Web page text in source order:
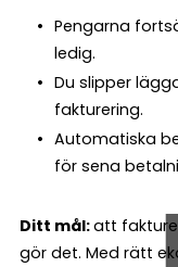
Pengarna
ledig.
Du slipper
fakturering.
Automatiska
för sena
Ditt mål:att
gör det. Med rätt